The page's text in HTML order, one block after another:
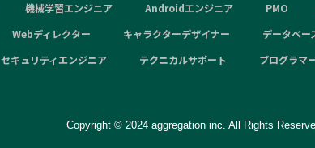
機械学習エンジニア Androidエンジニア PMO
Webディレクター キャラクターデザイナー データベー
セキュリティエンジニア テクニカルサポート プログラマ
Copyright © 2024 aggregation inc. All Rights